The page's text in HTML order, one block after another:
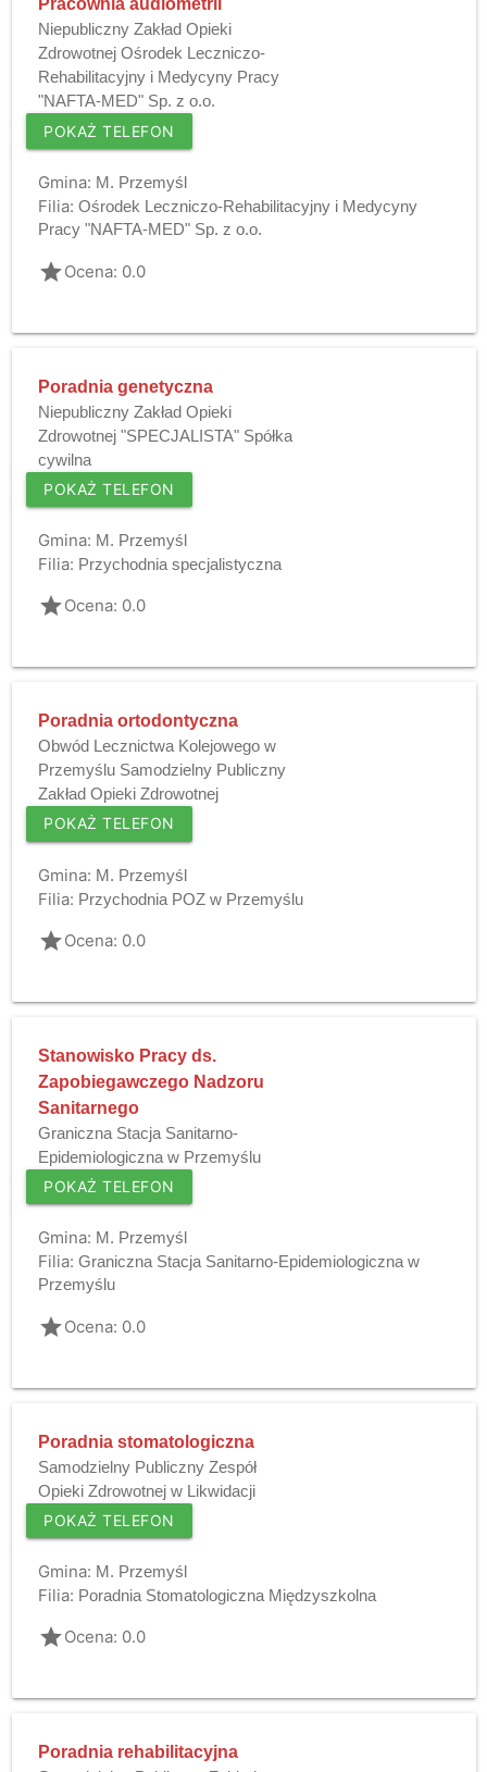
Pracownia audiometrii
Niepubliczny Zakład Opieki
Zdrowotnej Ośrodek Leczniczo-
Rehabilitacyjny i Medycyny Pracy
"NAFTA-MED" Sp. z o.o.
POKAŻ TELEFON
Gmina: M. Przemyśl
Filia: Ośrodek Leczniczo-Rehabilitacyjny i Medycyny
Pracy "NAFTA-MED" Sp. z o.o.
gradeOcena: 0.0
Poradnia genetyczna
Niepubliczny Zakład Opieki
Zdrowotnej "SPECJALISTA" Spółka
cywilna
POKAŻ TELEFON
Gmina: M. Przemyśl
Filia: Przychodnia specjalistyczna
gradeOcena: 0.0
Poradnia ortodontyczna
Obwód Lecznictwa Kolejowego w
Przemyślu Samodzielny Publiczny
Zakład Opieki Zdrowotnej
POKAŻ TELEFON
Gmina: M. Przemyśl
Filia: Przychodnia POZ w Przemyślu
gradeOcena: 0.0
Stanowisko Pracy ds.
Zapobiegawczego Nadzoru
Sanitarnego
Graniczna Stacja Sanitarno-
Epidemiologiczna w Przemyślu
POKAŻ TELEFON
Gmina: M. Przemyśl
Filia: Graniczna Stacja Sanitarno-Epidemiologiczna w
Przemyślu
gradeOcena: 0.0
Poradnia stomatologiczna
Samodzielny Publiczny Zespół
Opieki Zdrowotnej w Likwidacji
POKAŻ TELEFON
Gmina: M. Przemyśl
Filia: Poradnia Stomatologiczna Międzyszkolna
gradeOcena: 0.0
Poradnia rehabilitacyjna